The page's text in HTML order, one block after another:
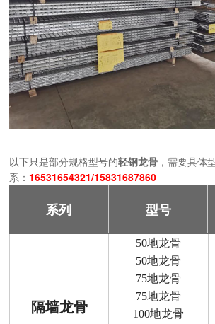
以下只是部分规格型号的轻钢龙骨 ，需要具体
系： 16531654321/15831687860
系列 型号
隔墙龙骨
50地龙骨
50地龙骨
75地龙骨
75地龙骨
100地龙骨